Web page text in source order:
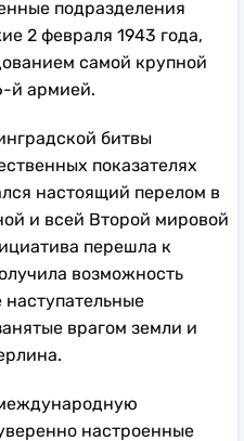
подразделения
2 февраля 1943 года,
самой крупной
й армией.
битвы
показателях
настоящий перелом в
и всей Второй мировой
перешла к
возможность
врагом земли и